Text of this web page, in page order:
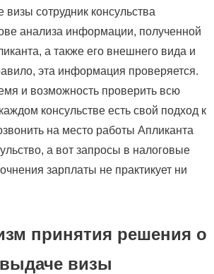
сотрудник консульства
анализа информации, полученной
а также его внешнего вида и
эта информация проверяется.
и возможность проверить всю
консульстве есть свой подход к
на место работы Апликанта
а вот запросы в налоговые
зарплаты не практикует ни
принятия решения о
выдаче визы